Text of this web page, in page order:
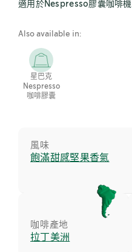
適用於Nespresso膠囊咖啡機
Also available in:
星巴克
Nespresso
咖啡膠囊
風味
飽滿甜感​堅果香氣​
咖啡產地
拉丁美洲